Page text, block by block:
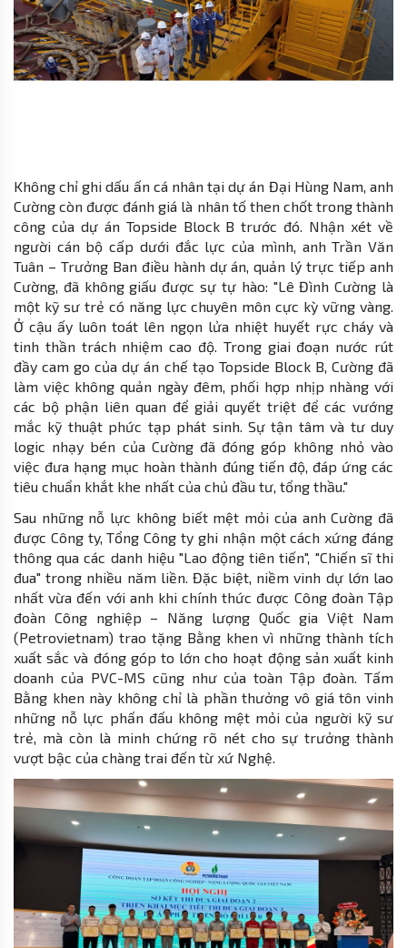
Không chỉ ghi dấu ấn cá nhân tại dự án Đại Hùng Nam, anh
Cường còn được đánh giá là nhân tố then chốt trong thành
công của dự án Topside Block B trước đó. Nhận xét về
người cán bộ cấp dưới đắc lực của mình, anh Trần Văn
Tuân – Trưởng Ban điều hành dự án, quản lý trực tiếp anh
Cường, đã không giấu được sự tự hào: "Lê Đình Cường là
một kỹ sư trẻ có năng lực chuyên môn cực kỳ vững vàng.
Ở cậu ấy luôn toát lên ngọn lửa nhiệt huyết rực cháy và
tinh thần trách nhiệm cao độ. Trong giai đoạn nước rút
đầy cam go của dự án chế tạo Topside Block B, Cường đã
làm việc không quản ngày đêm, phối hợp nhịp nhàng với
các bộ phận liên quan để giải quyết triệt để các vướng
mắc kỹ thuật phức tạp phát sinh. Sự tận tâm và tư duy
logic nhạy bén của Cường đã đóng góp không nhỏ vào
việc đưa hạng mục hoàn thành đúng tiến độ, đáp ứng các
tiêu chuẩn khắt khe nhất của chủ đầu tư, tổng thầu."
Sau những nỗ lực không biết mệt mỏi của anh Cường đã
được Công ty, Tổng Công ty ghi nhận một cách xứng đáng
thông qua các danh hiệu "Lao động tiên tiến", "Chiến sĩ thi
đua" trong nhiều năm liền. Đặc biệt, niềm vinh dự lớn lao
nhất vừa đến với anh khi chính thức được Công đoàn Tập
đoàn Công nghiệp – Năng lượng Quốc gia Việt Nam
(Petrovietnam) trao tặng Bằng khen vì những thành tích
xuất sắc và đóng góp to lớn cho hoạt động sản xuất kinh
doanh của PVC-MS cũng như của toàn Tập đoàn. Tấm
Bằng khen này không chỉ là phần thưởng vô giá tôn vinh
những nỗ lực phấn đấu không mệt mỏi của người kỹ sư
trẻ, mà còn là minh chứng rõ nét cho sự trưởng thành
vượt bậc của chàng trai đến từ xứ Nghệ.